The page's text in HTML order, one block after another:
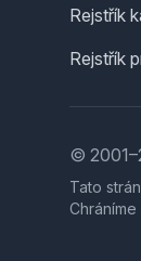
Rejstřík
Rejstřík
©
Tato